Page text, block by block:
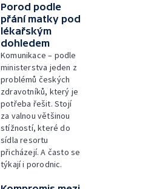
Porod podle
přání matky pod
lékařským
dohledem
Komunikace – podle
ministerstva jeden z
problémů českých
zdravotníků, který je
potřeba řešit. Stojí
za valnou většinou
stížností, které do
sídla resortu
přicházejí. A často se
týkají i porodnic.